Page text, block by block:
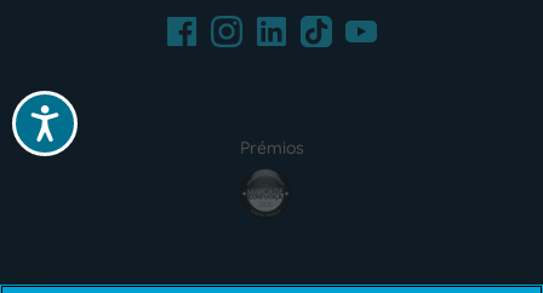
Acessibilidade
FacebookInstagramLinkedInTikTokYoutube
Prémios
award4